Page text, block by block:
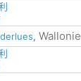
, Wallonie